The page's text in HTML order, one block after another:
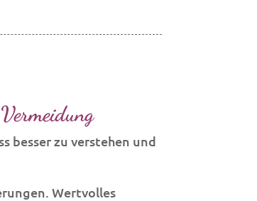
besser zu verstehen und
Wertvolles